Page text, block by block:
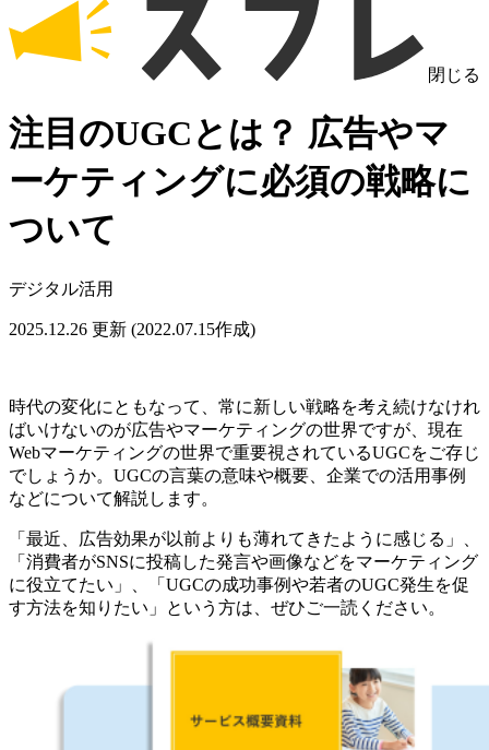
閉じる
注目のUGCとは？ 広告やマ
ーケティングに必須の戦略に
ついて
デジタル活用
2025.12.26 更新 (2022.07.15作成)
時代の変化にともなって、常に新しい戦略を考え続けなけれ
ばいけないのが広告やマーケティングの世界ですが、現在
Webマーケティングの世界で重要視されているUGCをご存じ
でしょうか。UGCの言葉の意味や概要、企業での活用事例
などについて解説します。
「最近、広告効果が以前よりも薄れてきたように感じる」、
「消費者がSNSに投稿した発言や画像などをマーケティング
に役立てたい」、「UGCの成功事例や若者のUGC発生を促
す方法を知りたい」という方は、ぜひご一読ください。